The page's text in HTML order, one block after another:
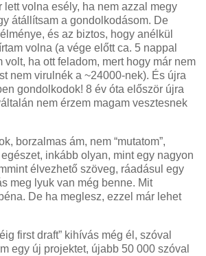
lett volna esély, ha nem azzal megy
átállítsam a gondolkodásom. De
és az biztos, hogy anélkül
volna (a vége előtt ca. 5 nappal
volt, ha ott feladom, mert hogy már nem
nem virulnék a ~24000-nek). És újra
gondolkodok! 8 év óta először újra
nem érzem magam vesztesnek
borzalmas ám, nem “mutatom”,
inkább olyan, mint egy nagyon
élvezhető szöveg, ráadásul egy
meg lyuk van még benne. Mit
De ha meglesz, ezzel már lehet
first draft” kihívás még él, szóval
egy új projektet, újabb 50 000 szóval